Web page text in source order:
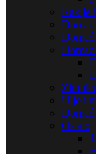
Rakije
Ulje i
Ostalo